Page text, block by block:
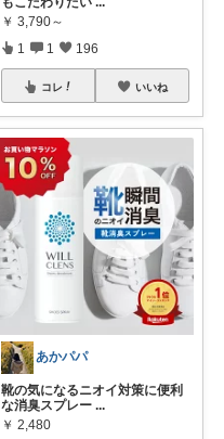
￥ 3,790～
1 1 196
コレ いいね
あかパパ
靴の気になるニオイ対策に便利
な消臭スプレー ...
￥ 2,480